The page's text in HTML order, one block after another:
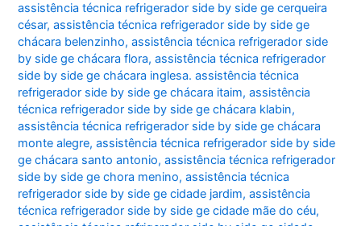
assistência técnica refrigerador side by side ge cerqueira
césar,assistência técnica refrigerador side by side ge
chácara belenzinho,assistência técnica refrigerador side
by side ge chácara flora,assistência técnica refrigerador
side by side ge chácara inglesa. assistência técnica
refrigerador side by side ge chácara itaim,assistência
técnica refrigerador side by side ge chácara klabin,
assistência técnica refrigerador side by side ge chácara
monte alegre,assistência técnica refrigerador side by side
ge chácara santo antonio,assistência técnica refrigerador
side by side ge chora menino,assistência técnica
refrigerador side by side ge cidade jardim,assistência
técnica refrigerador side by side ge cidade mãe do céu,